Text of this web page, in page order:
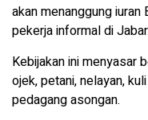
akan menanggung
pekerja informal di Jabar.
Kebijakan ini menyasar
ojek, petani, nelayan,
pedagang asongan.